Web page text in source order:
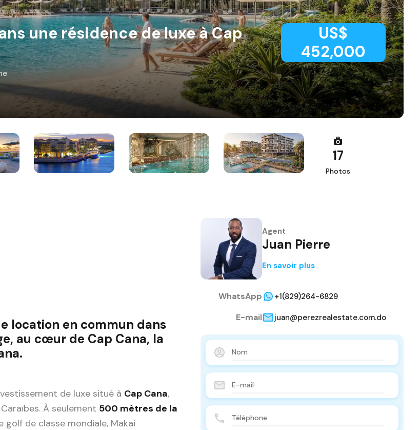
une résidence de luxe à Cap
US$
452,000
17
Photos
location en commun dans
au cœur de Cap Cana, la
de luxe situé à Cap Cana,
À seulement 500 mètres de la
de classe mondiale, Makai
Agent
Juan Pierre
En savoir plus
WhatsApp +1(829)264-6829
E-mail juan@perezrealestate.com.do